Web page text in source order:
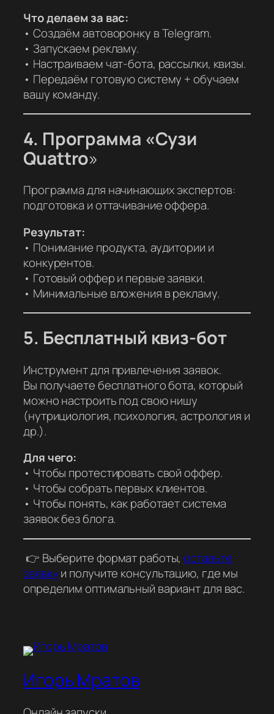
Что делаем за вас:
• Создаём автоворонку в Telegram.
• Запускаем рекламу.
• Настраиваем чат-бота, рассылки, квизы.
• Передаём готовую систему + обучаем
вашу команду.
4. Программа «Сузи
Quattro»
Программа для начинающих экспертов:
подготовка и оттачивание оффера.
Результат:
• Понимание продукта, аудитории и
конкурентов.
• Готовый оффер и первые заявки.
• Минимальные вложения в рекламу.
5. Бесплатный квиз-бот
Инструмент для привлечения заявок.
Вы получаете бесплатного бота, который
можно настроить под свою нишу
(нутрициология, психология, астрология и
др.).
Для чего:
• Чтобы протестировать свой оффер.
• Чтобы собрать первых клиентов.
• Чтобы понять, как работает система
заявок без блога.
👉 Выберите формат работы,оставьте
заявкуи получите консультацию, где мы
определим оптимальный вариант для вас.
Игорь Мратов